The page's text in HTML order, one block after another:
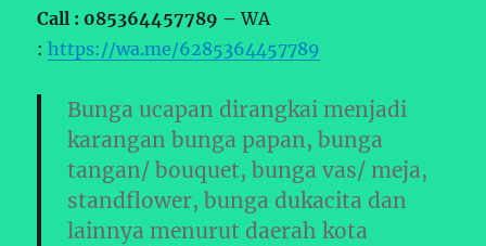
Call : 085364457789 –WA
:https://wa.me/6285364457789
Bunga ucapan dirangkai menjadi
karangan bunga papan, bunga
tangan/ bouquet, bunga vas/ meja,
standflower, bunga dukacita dan
lainnya menurut daerah kota